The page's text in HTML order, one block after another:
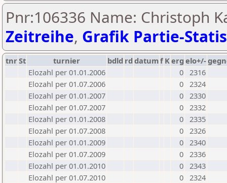
Pnr:106336 Name: Christoph
Zeitreihe, Grafik Partie-
tnrSt turnier bdld rd datumf Kerg elo+/-
Elozahl per 01.01.2006
0 2316
Elozahl per 01.07.2006
0 2324
Elozahl per 01.01.2007
0 2330
Elozahl per 01.07.2007
0 2332
Elozahl per 01.01.2008
0 2335
Elozahl per 01.07.2008
0 2326
Elozahl per 01.01.2009
0 2340
Elozahl per 01.07.2009
0 2336
Elozahl per 01.01.2010
0 2343
Elozahl per 01.07.2010
0 2324